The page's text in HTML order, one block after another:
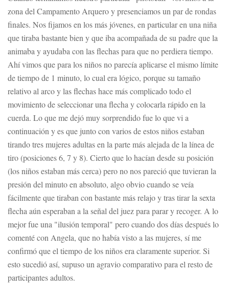
zona del Campamento Arquero y presenciamos un par de rondas
finales. Nos fijamos en los más jóvenes, en particular en una niña
que tiraba bastante bien y que iba acompañada de su padre que la
animaba y ayudaba con las flechas para que no perdiera tiempo.
Ahí vimos que para los niños no parecía aplicarse el mismo límite
de tiempo de 1 minuto, lo cual era lógico, porque su tamaño
relativo al arco y las flechas hace más complicado todo el
movimiento de seleccionar una flecha y colocarla rápido en la
cuerda. Lo que me dejó muy sorprendido fue lo que vi a
continuación y es que junto con varios de estos niños estaban
tirando tres mujeres adultas en la parte más alejada de la línea de
tiro (posiciones 6, 7 y 8). Cierto que lo hacían desde su posición
(los niños estaban más cerca) pero no nos pareció que tuvieran la
presión del minuto en absoluto, algo obvio cuando se veía
fácilmente que tiraban con bastante más relajo y tras tirar la sexta
flecha aún esperaban a la señal del juez para parar y recoger. A lo
mejor fue una "ilusión temporal" pero cuando dos días después lo
comenté con Angela, que no había visto a las mujeres, sí me
confirmó que el tiempo de los niños era claramente superior. Si
esto sucedió así, supuso un agravio comparativo para el resto de
participantes adultos.